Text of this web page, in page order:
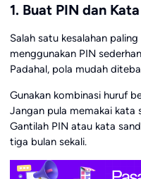
1. Buat PIN dan
Salah satu kesalahan
menggunakan PIN
Padahal, pola mudah
Gunakan kombinasi huruf
Jangan pula memakai kata
Gantilah PIN atau kata
tiga bulan sekali.